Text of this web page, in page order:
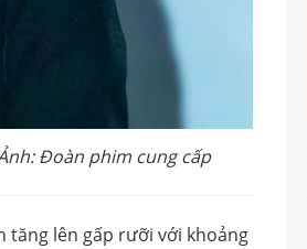
Đoàn phim cung cấp
tăng lên gấp rưỡi với khoảng